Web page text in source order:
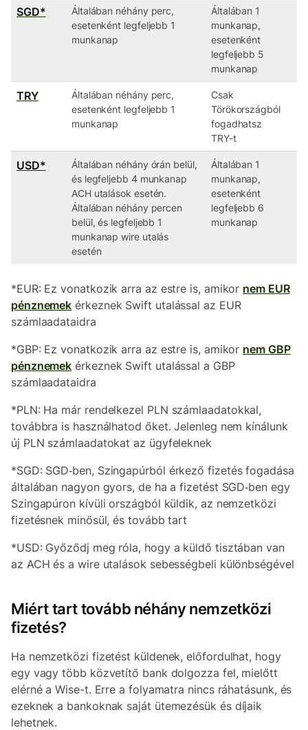
SGD*
Általában néhány perc,
esetenként legfeljebb 1
munkanap
Általában 1
munkanap,
esetenként
legfeljebb 5
munkanap
TRY
Általában néhány perc,
esetenként legfeljebb 1
munkanap
Csak
Törökországból
fogadhatsz
TRY-t
USD*
Általában néhány órán belül,
és legfeljebb 4 munkanap
ACH utalások esetén.
Általában néhány percen
belül, és legfeljebb 1
munkanap wire utalás
esetén
Általában 1
munkanap,
esetenként
legfeljebb 6
munkanap
*EUR: Ez vonatkozik arra az estre is, amikor nem EUR
pénznemek érkeznek Swift utalással az EUR
számlaadataidra
*GBP: Ez vonatkozik arra az estre is, amikor nem GBP
pénznemek érkeznek Swift utalással a GBP
számlaadataidra
*PLN: Ha már rendelkezel PLN számlaadatokkal,
továbbra is használhatod őket. Jelenleg nem kínálunk
új PLN számlaadatokat az ügyfeleknek
*SGD: SGD‑ben, Szingapúrból érkező fizetés fogadása
általában nagyon gyors, de ha a fizetést SGD‑ben egy
Szingapúron kívüli országból küldik, az nemzetközi
fizetésnek minősül, és tovább tart
*USD: Győződj meg róla, hogy a küldő tisztában van
az ACH és a wire utalások sebességbeli különbségével
Miért tart tovább néhány nemzetközi
fizetés?
Ha nemzetközi fizetést küldenek, előfordulhat, hogy
egy vagy több közvetítő bank dolgozza fel, mielőtt
elérné a Wise-t. Erre a folyamatra nincs ráhatásunk, és
ezeknek a bankoknak saját ütemezésük és díjaik
lehetnek.